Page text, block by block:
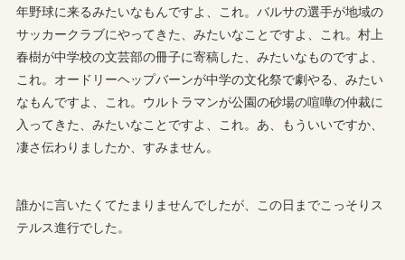
年野球に来るみたいなもんですよ、これ。バルサの選手が地域の
サッカークラブにやってきた、みたいなことですよ、これ。村上
春樹が中学校の文芸部の冊子に寄稿した、みたいなものですよ、
これ。オードリーヘップバーンが中学の文化祭で劇やる、みたい
なもんですよ、これ。ウルトラマンが公園の砂場の喧嘩の仲裁に
入ってきた、みたいなことですよ、これ。あ、もういいですか、
凄さ伝わりましたか、すみません。
誰かに言いたくてたまりませんでしたが、この日までこっそりス
テルス進行でした。